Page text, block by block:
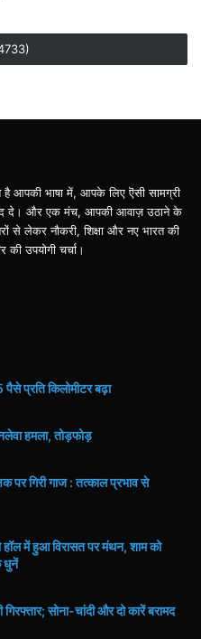
आपकी भाषा में, आपके लिए ऎसी सामग्री
दे। और एक मंच, आपकी आवाज़ उठाने के
से लेकर नौकरी, शिक्षा और नए भारत की
की उपयोगी चर्चा।
प्रति किलोमीटर बढ़ा
हमला, तोड़फोड़
पर गिरी गाज : तत्काल प्रभाव से
हॉल में हुआ विरासत पर मंथन, शाम को
धुनें
सोना-चांदी और दो कारें बरामद